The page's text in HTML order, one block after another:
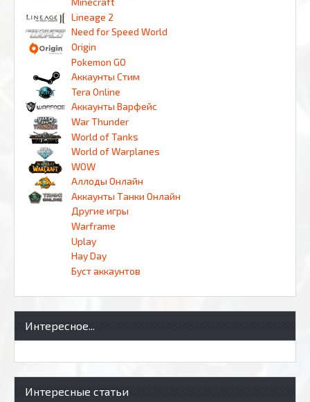
Lineage 2
Need for Speed World
Origin
Pokemon GO
Аккаунты Стим
Tera Online
Аккаунты Варфейс
War Thunder
World of Tanks
World of Warplanes
WOW
Аллоды Онлайн
Аккаунты Танки Онлайн
Другие игры
Warframe
Uplay
Hay Day
Буст аккаунтов
Интересное...
Интересные статьи